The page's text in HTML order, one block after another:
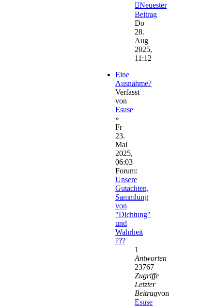
Neuester
Beitrag
Do
28.
Aug
2025,
11:12
Eine
Ausnahme?
Verfasst
von
Esuse
»
Fr
23.
Mai
2025,
06:03
Forum:
Unsere
Gutachten,
Sammlung
von
"Dichtung"
und
Wahrheit
???
1
Antworten
23767
Zugriffe
Letzter
Beitragvon
Esuse